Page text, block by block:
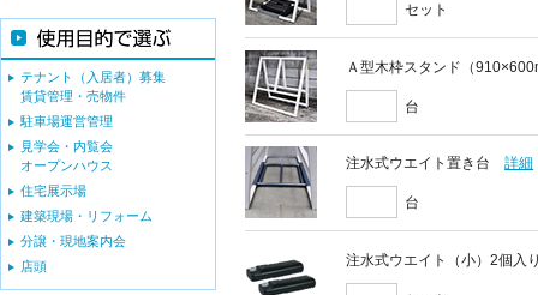
セット
Ａ型木枠スタンド（
台
注水式ウエイト置き台 詳細
台
注水式ウエイト（小）2個入
テナント（入居者）募集
賃貸管理・売物件
駐車場運営管理
見学会・内覧会
オープンハウス
住宅展示場
建築現場・リフォーム
分譲・現地案内会
店頭